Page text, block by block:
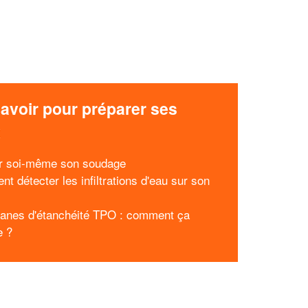
pour préparer ses
soi-même son soudage
détecter les infiltrations d'eau sur son
d'étanchéité TPO : comment ça
?